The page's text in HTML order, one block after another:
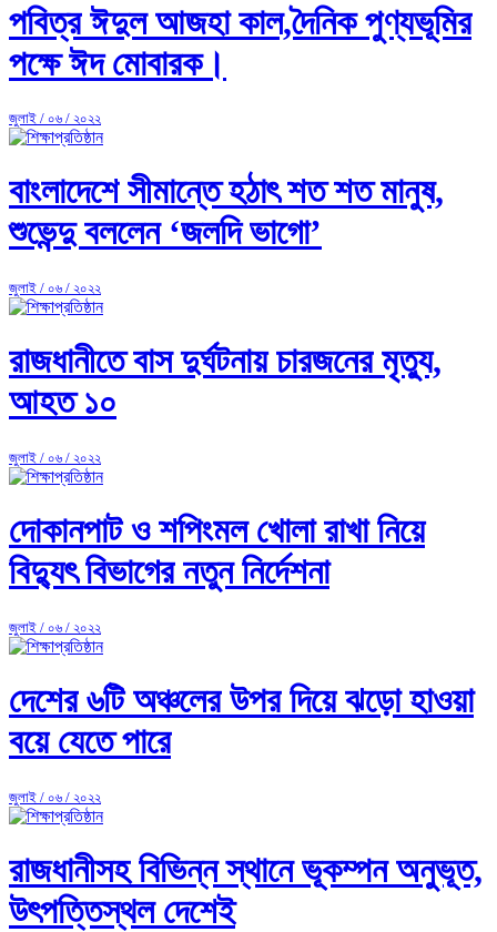
পবিত্র ঈদুল আজহা কাল,দৈনিক পুণ্যভূমির
পক্ষে ঈদ মোবারক।
জুলাই / ০৬ / ২০২২
বাংলাদেশে সীমান্তে হঠাৎ শত শত মানুষ,
শুভেন্দু বললেন ‘জলদি ভাগো’
জুলাই / ০৬ / ২০২২
রাজধানীতে বাস দুর্ঘটনায় চারজনের মৃত্যু,
আহত ১০
জুলাই / ০৬ / ২০২২
দোকানপাট ও শপিংমল খোলা রাখা নিয়ে
বিদ্যুৎ বিভাগের নতুন নির্দেশনা
জুলাই / ০৬ / ২০২২
দেশের ৬টি অঞ্চলের উপর দিয়ে ঝড়ো হাওয়া
বয়ে যেতে পারে
জুলাই / ০৬ / ২০২২
রাজধানীসহ বিভিন্ন স্থানে ভূকম্পন অনুভূত,
উৎপত্তিস্থল দেশেই